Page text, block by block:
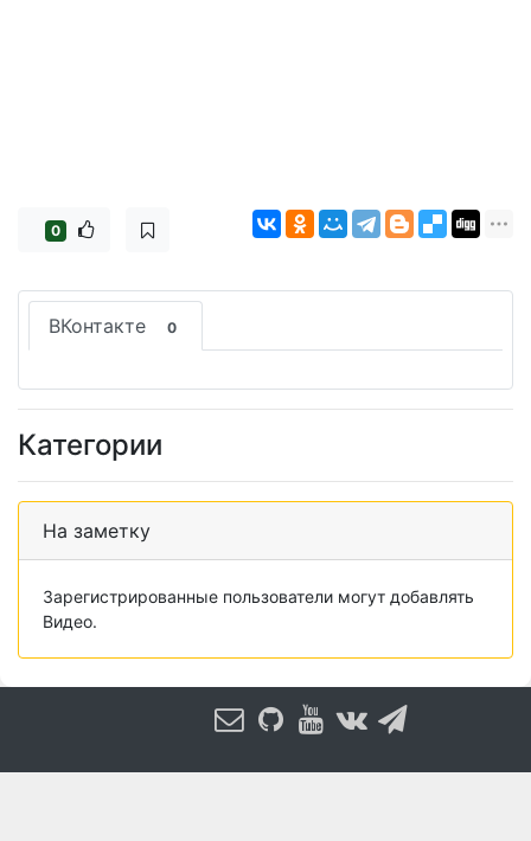
0
ВКонтакте 0
Категории
На заметку
Зарегистрированные пользователи могут добавлять
Видео.